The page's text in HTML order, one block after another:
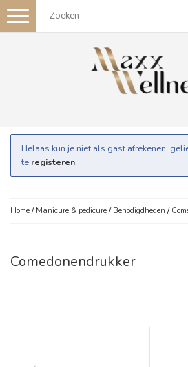
Toggle
navigation
Helaas kun je niet als gast afrekenen,
te registeren.
Home / Manicure & pedicure / Benodigdheden /
Comedonendrukker